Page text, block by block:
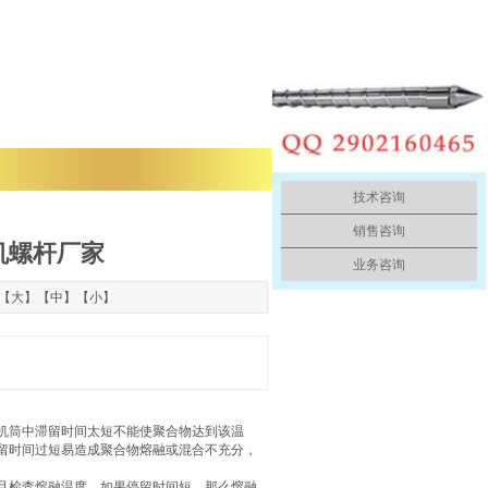
螺杆厂家
大】【中 】【小】
筒中滞留时间太短不能使聚合物达到该温
间过短易造成聚合物熔融或混合不充分，
技术咨询
销售咨询
业务咨询